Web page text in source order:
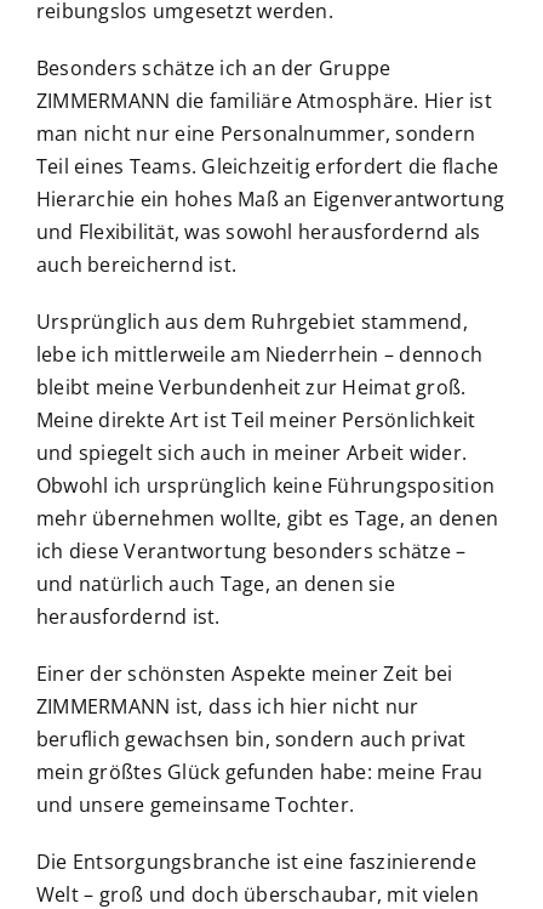
reibungslos umgesetzt werden.
Besonders schätze ich an der Gruppe
ZIMMERMANN die familiäre Atmosphäre. Hier ist
man nicht nur eine Personalnummer, sondern
Teil eines Teams. Gleichzeitig erfordert die flache
Hierarchie ein hohes Maß an Eigenverantwortung
und Flexibilität, was sowohl herausfordernd als
auch bereichernd ist.
Ursprünglich aus dem Ruhrgebiet stammend,
lebe ich mittlerweile am Niederrhein – dennoch
bleibt meine Verbundenheit zur Heimat groß.
Meine direkte Art ist Teil meiner Persönlichkeit
und spiegelt sich auch in meiner Arbeit wider.
Obwohl ich ursprünglich keine Führungsposition
mehr übernehmen wollte, gibt es Tage, an denen
ich diese Verantwortung besonders schätze –
und natürlich auch Tage, an denen sie
herausfordernd ist.
Einer der schönsten Aspekte meiner Zeit bei
ZIMMERMANN ist, dass ich hier nicht nur
beruflich gewachsen bin, sondern auch privat
mein größtes Glück gefunden habe: meine Frau
und unsere gemeinsame Tochter.
Die Entsorgungsbranche ist eine faszinierende
Welt – groß und doch überschaubar, mit vielen